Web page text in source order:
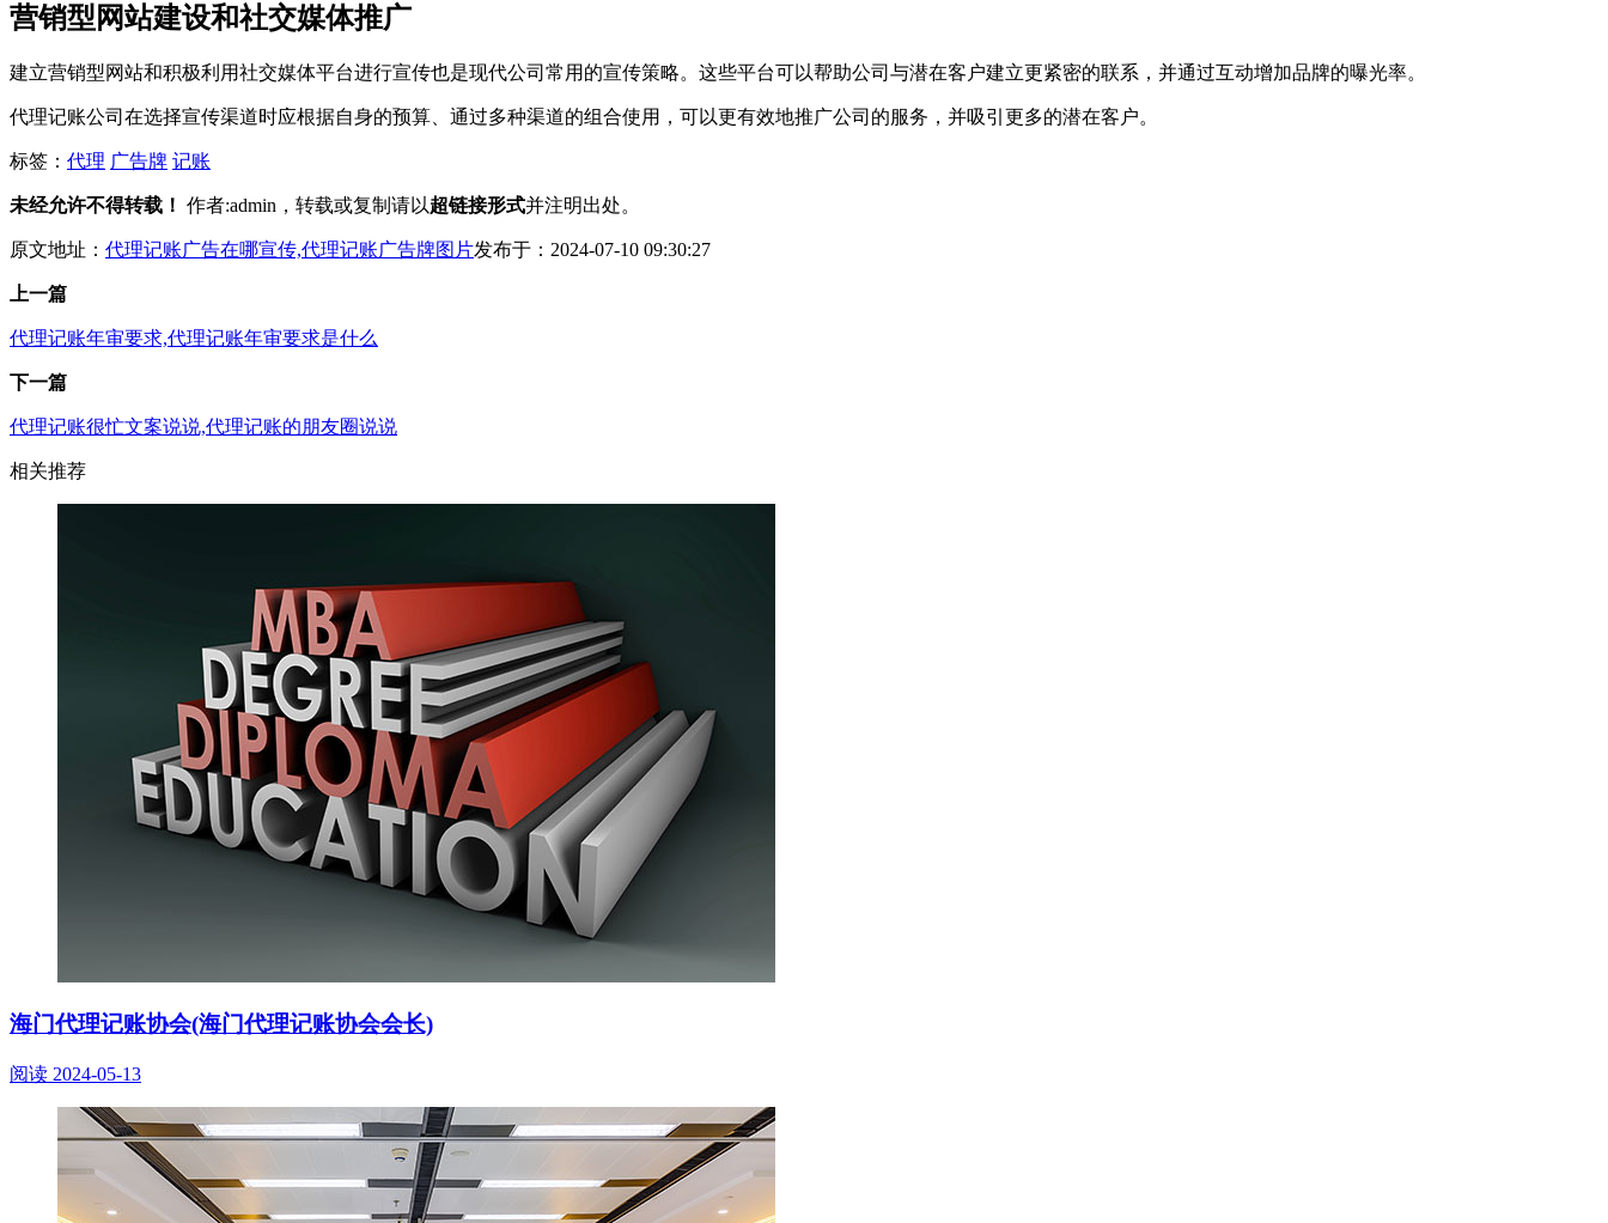
营销型网站建设和社交媒体推广
建立营销型网站和积极利用社交媒体平台进行宣传也是现代公司常用的宣传策略。这些平台可以帮助公司与潜在客户建立更紧密的联系，并通过互动增加品牌的曝光率。
代理记账公司在选择宣传渠道时应根据自身的预算、通过多种渠道的组合使用，可以更有效地推广公司的服务，并吸引更多的潜在客户。
标签： 代理 广告牌 记账
未经允许不得转载！ 作者:admin，转载或复制请以超链接形式并注明出处。
原文地址： 代理记账广告在哪宣传,代理记账广告牌图片发布于：2024-07-10 09:30:27
上一篇
代理记账年审要求,代理记账年审要求是什么
下一篇
代理记账很忙文案说说,代理记账的朋友圈说说
相关推荐
海门代理记账协会(海门代理记账协会会长)
阅读 2024-05-13